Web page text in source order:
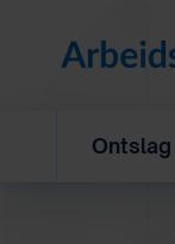
Ontslag